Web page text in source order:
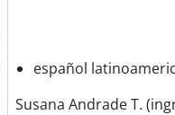
español
Susana Andrade T.